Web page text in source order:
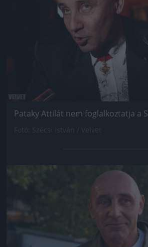
Pataky Attilát nem foglalkoztatja a
Jön még kép!